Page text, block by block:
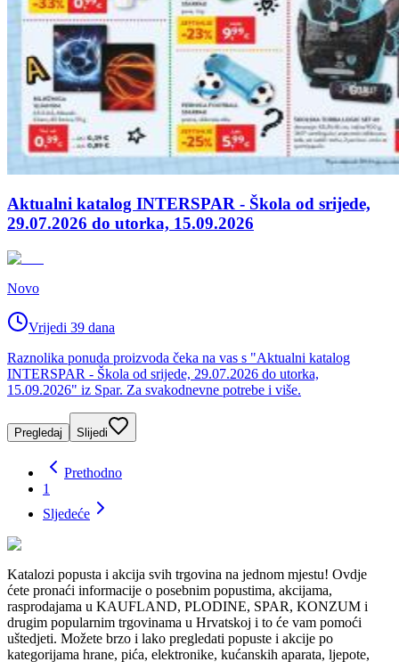
Aktualni katalog INTERSPAR - Škola od srijede,
29.07.2026 do utorka, 15.09.2026
Novo
Vrijedi 39 dana
Raznolika ponuda proizvoda čeka na vas s "Aktualni katalog
INTERSPAR - Škola od srijede, 29.07.2026 do utorka,
15.09.2026" iz Spar. Za svakodnevne potrebe i više.
Pregledaj Slijedi
Prethodno
1
Sljedeće
Katalozi popusta i akcija svih trgovina na jednom mjestu! Ovdje
ćete pronaći informacije o posebnim popustima, akcijama,
rasprodajama u KAUFLAND, PLODINE, SPAR, KONZUM i
drugim popularnim trgovinama u Hrvatskoj i to će vam pomoći
uštedjeti. Možete brzo i lako pregledati popuste i akcije po
kategorijama hrane, pića, elektronike, kućanskih aparata, ljepote,